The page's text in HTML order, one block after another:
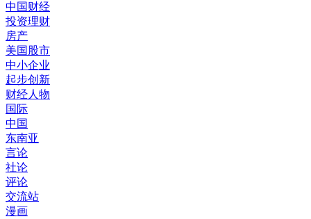
中国财经
投资理财
房产
美国股市
中小企业
起步创新
财经人物
国际
中国
东南亚
言论
社论
评论
交流站
漫画